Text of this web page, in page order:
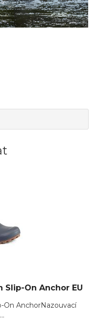
Slip-On Anchor EU
On AnchorNazouvací